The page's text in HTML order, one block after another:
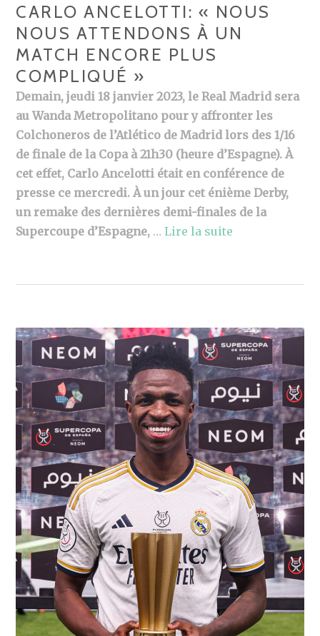
CARLO ANCELOTTI: « NOUS
NOUS ATTENDONS À UN
MATCH ENCORE PLUS
COMPLIQUÉ »
Demain, jeudi 18 janvier 2023, le Real Madrid sera
au Wanda Metropolitano pour y affronter les
Colchoneros de l’Atlético de Madrid lors des 1/16
de finale de la Copa à 21h30 (heure d’Espagne). À
cet effet, Carlo Ancelotti était en conférence de
presse ce mercredi. À un jour cet énième Derby,
un remake des dernières demi-finales de la
Supercoupe d’Espagne, …Lire la suite